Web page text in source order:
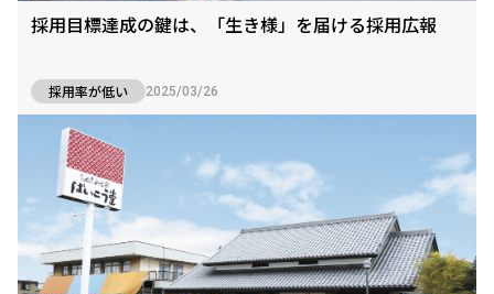
採用目標達成の鍵は、「生き様」を届ける採用広報
採用率が低い 2025/03/26